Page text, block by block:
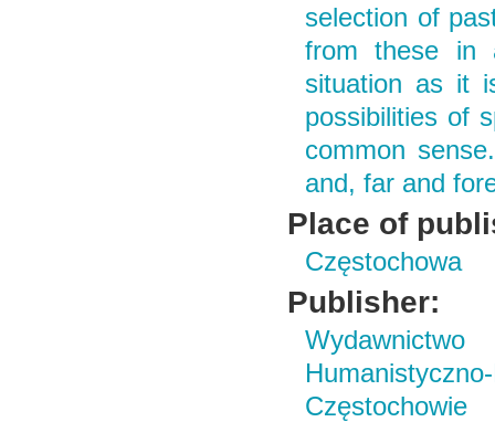
selection of
from these in
situation as it
possibilities of
common
and, far and
Place of
Częstochowa
Publisher:
Wydawnictwo
Częstochowie